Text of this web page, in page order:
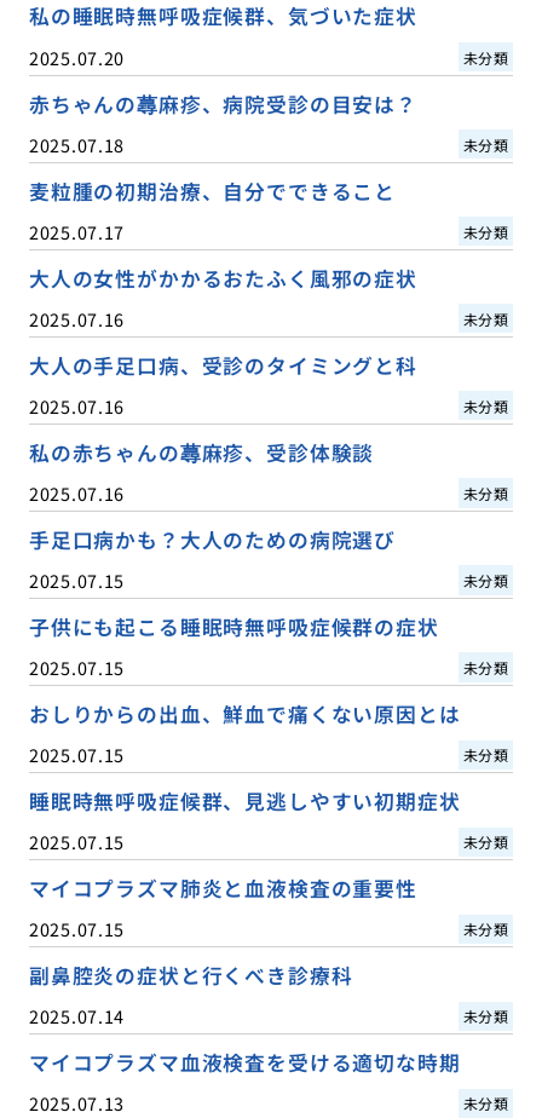
私の睡眠時無呼吸症候群、気づいた症状
2025.07.20 未分類
赤ちゃんの蕁麻疹、病院受診の目安は？
2025.07.18 未分類
麦粒腫の初期治療、自分でできること
2025.07.17 未分類
大人の女性がかかるおたふく風邪の症状
2025.07.16 未分類
大人の手足口病、受診のタイミングと科
2025.07.16 未分類
私の赤ちゃんの蕁麻疹、受診体験談
2025.07.16 未分類
手足口病かも？大人のための病院選び
2025.07.15 未分類
子供にも起こる睡眠時無呼吸症候群の症状
2025.07.15 未分類
おしりからの出血、鮮血で痛くない原因とは
2025.07.15 未分類
睡眠時無呼吸症候群、見逃しやすい初期症状
2025.07.15 未分類
マイコプラズマ肺炎と血液検査の重要性
2025.07.15 未分類
副鼻腔炎の症状と行くべき診療科
2025.07.14 未分類
マイコプラズマ血液検査を受ける適切な時期
2025.07.13 未分類